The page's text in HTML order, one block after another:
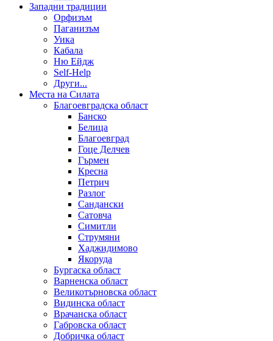
Западни традиции
Орфизъм
Паганизъм
Уика
Кабала
Ню Ейдж
Self-Help
Други...
Места на Силата
Благоевградска област
Банско
Белица
Благоевград
Гоце Делчев
Гърмен
Кресна
Петрич
Разлог
Сандански
Сатовча
Симитли
Струмяни
Хаджидимово
Якоруда
Бургаска област
Варненска област
Великотърновска област
Видинска област
Врачанска област
Габровска област
Добричка област